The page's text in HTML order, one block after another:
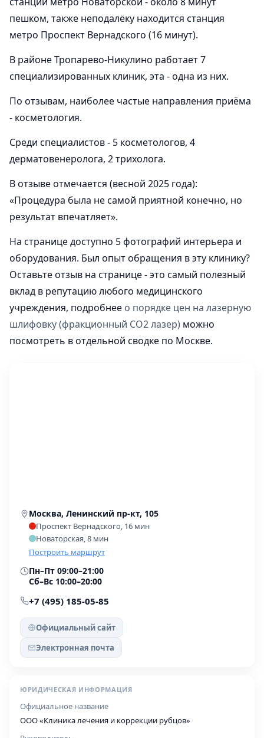
пешком, также неподалёку находится станция
метро Проспект Вернадского (16 минут).
В районе Тропарево-Никулино работает 7
специализированных клиник, эта - одна из них.
По отзывам, наиболее частые направления приёма
- косметология.
Среди специалистов - 5 косметологов, 4
дерматовенеролога, 2 трихолога.
В отзыве отмечается (весной 2025 года):
«Процедура была не самой приятной конечно, но
результат впечатляет».
На странице доступно 5 фотографий интерьера и
оборудования. Был опыт обращения в эту клинику?
Оставьте отзыв на странице - это самый полезный
вклад в репутацию любого медицинского
учреждения, подробнее о порядке цен на лазерную
шлифовку (фракционный СО2 лазер) можно
посмотреть в отдельной сводке по Москве.
Москва, Ленинский пр-кт, 105
Проспект Вернадского, 16 мин
Новаторская, 8 мин
Построить маршрут
Пн–Пт 09:00–21:00
Сб–Вс 10:00–20:00
+7 (495) 185-05-85
Официальный сайт
Электронная почта
ЮРИДИЧЕСКАЯ ИНФОРМАЦИЯ
Официальное название
ООО «Клиника лечения и коррекции рубцов»